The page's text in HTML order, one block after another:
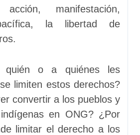
manifestación,
la libertad de
quién o a quiénes les
limiten estos derechos?
convertir a los pueblos y
en ONG? ¿Por
limitar el derecho a los